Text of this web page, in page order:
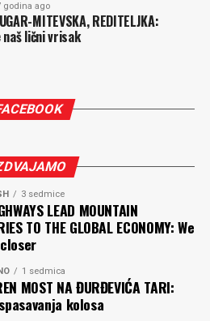
godina ago
MITEVSKA, REDITELJKA:
lični vrisak
3 sedmice
LEAD MOUNTAIN
TO THE GLOBAL ECONOMY: We
1 sedmica
MOST NA ĐURĐEVIĆA TARI:
kolosa